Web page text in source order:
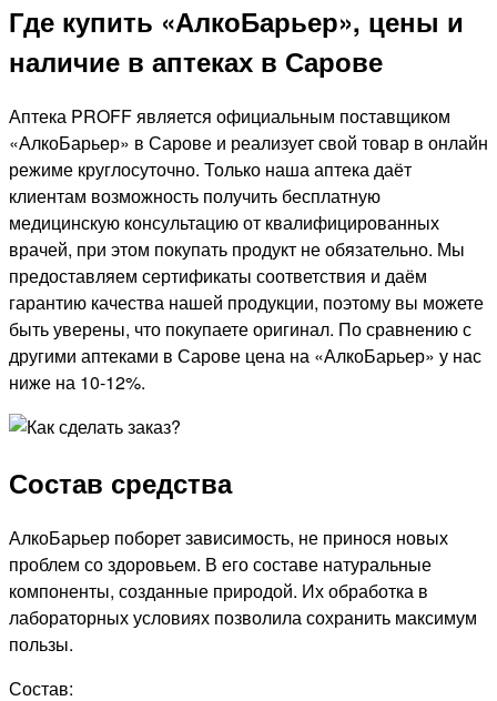
Где купить «АлкоБарьер», цены и
наличие в аптеках в Сарове
Аптека PROFF является официальным поставщиком
«АлкоБарьер» в Сарове и реализует свой товар в онлайн
режиме круглосуточно. Только наша аптека даёт
клиентам возможность получить бесплатную
медицинскую консультацию от квалифицированных
врачей, при этом покупать продукт не обязательно. Мы
предоставляем сертификаты соответствия и даём
гарантию качества нашей продукции, поэтому вы можете
быть уверены, что покупаете оригинал. По сравнению с
другими аптеками в Сарове цена на «АлкоБарьер» у нас
ниже на 10-12%.
Состав средства
АлкоБарьер поборет зависимость, не принося новых
проблем со здоровьем. В его составе натуральные
компоненты, созданные природой. Их обработка в
лабораторных условиях позволила сохранить максимум
пользы.
Состав: